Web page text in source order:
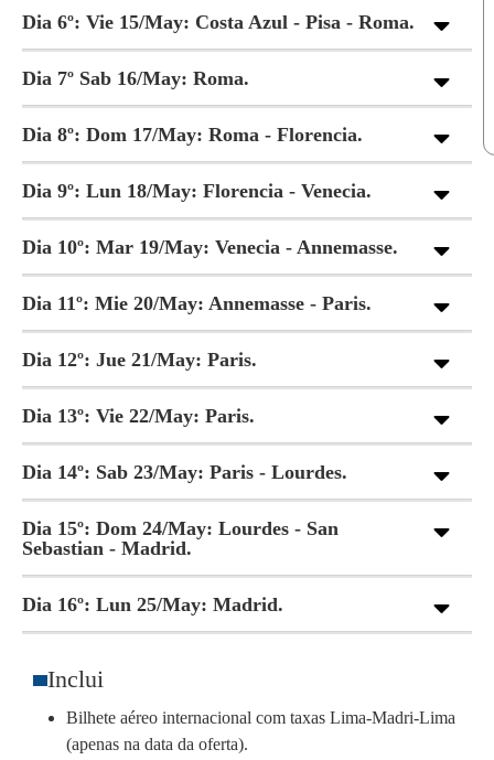
Dia 6º: Vie 15/May: Costa Azul - Pisa - Roma.
Dia 7º Sab 16/May: Roma.
Dia 8º: Dom 17/May: Roma - Florencia.
Dia 9º: Lun 18/May: Florencia - Venecia.
Dia 10º: Mar 19/May: Venecia - Annemasse.
Dia 11º: Mie 20/May: Annemasse - Paris.
Dia 12º: Jue 21/May: Paris.
Dia 13º: Vie 22/May: Paris.
Dia 14º: Sab 23/May: Paris - Lourdes.
Dia 15º: Dom 24/May: Lourdes - San
Sebastian - Madrid.
Dia 16º: Lun 25/May: Madrid.
Inclui
Bilhete aéreo internacional com taxas Lima-Madri-Lima
(apenas na data da oferta).